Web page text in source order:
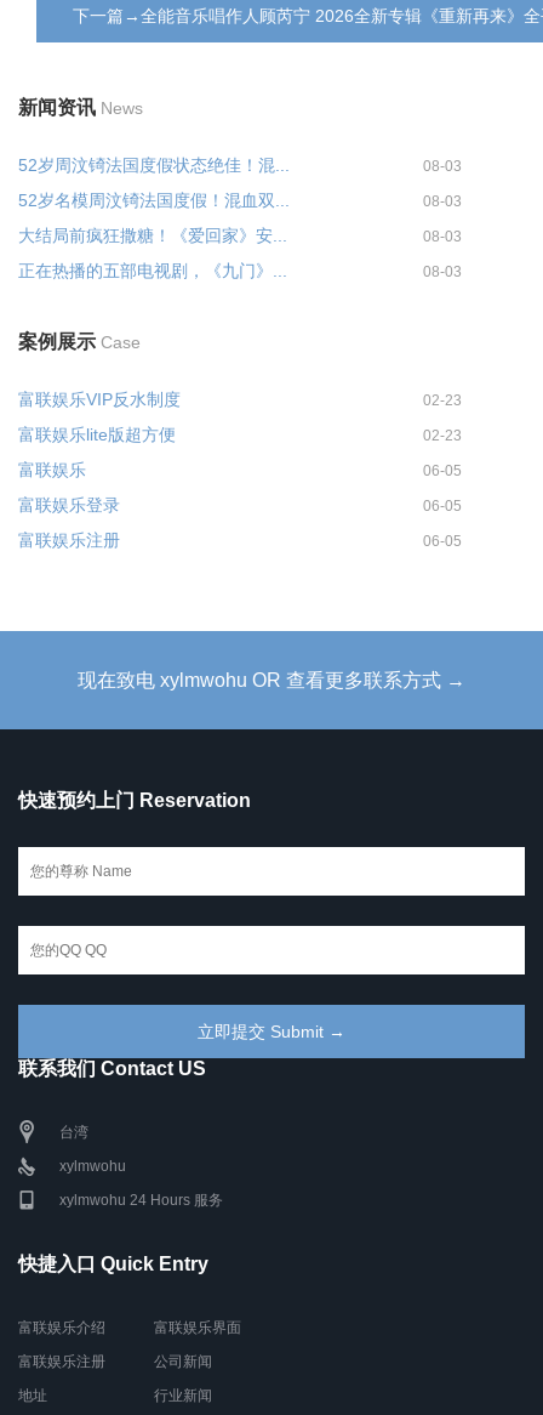
下一篇→全能音乐唱作人顾芮宁 2026全新专辑《重新再来》
新闻资讯 News
52岁周汶锜法国度假状态绝佳！混... 08-03
52岁名模周汶锜法国度假！混血双... 08-03
大结局前疯狂撒糖！《爱回家》安... 08-03
正在热播的五部电视剧，《九门》... 08-03
案例展示 Case
富联娱乐VIP反水制度 02-23
富联娱乐lite版超方便 02-23
富联娱乐 06-05
富联娱乐登录 06-05
富联娱乐注册 06-05
现在致电 xylmwohu OR 查看更多联系方式 →
快速预约上门 Reservation
联系我们 Contact US
台湾
xylmwohu
xylmwohu 24 Hours 服务
快捷入口 Quick Entry
富联娱乐介绍
富联娱乐注册
地址
富联娱乐界面
公司新闻
行业新闻